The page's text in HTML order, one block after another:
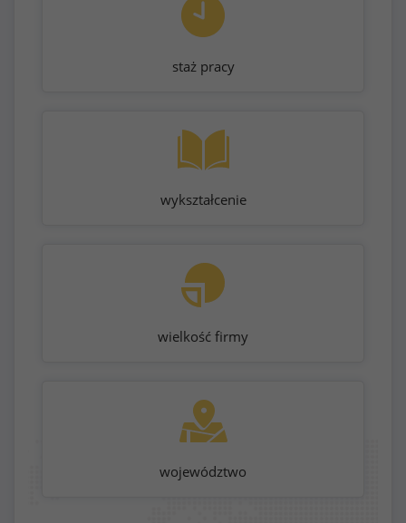
staż pracy
wykształcenie
wielkość firmy
województwo